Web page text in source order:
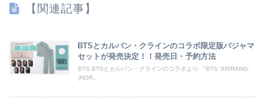
【関連記事】
BTS
BTSとカルバン・クラインのコラボ限定版パジャマ
セットが発売決定！！発売日・予約方法
BTS BTSとカルバン・クラインのコラボより 『BTS 'ARIRANG'
(NOR...